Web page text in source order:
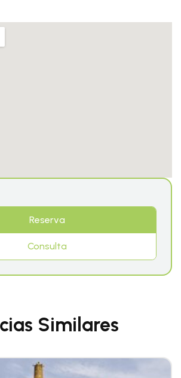
Reserva
Consulta
Similares